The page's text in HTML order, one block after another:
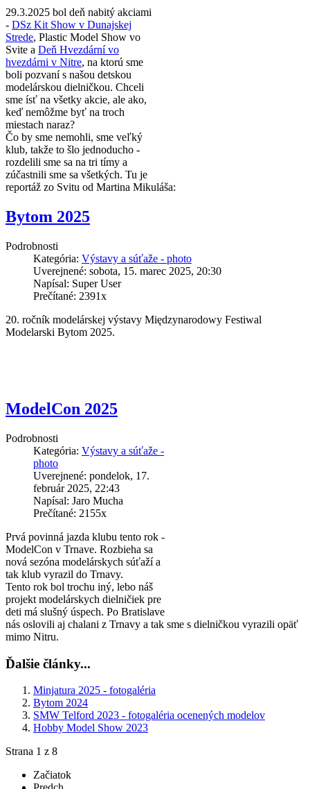
29.3.2025 bol deň nabitý akciami
- DSz Kit Show v Dunajskej
Strede, Plastic Model Show vo
Svite a Deň Hvezdární vo
hvezdárni v Nitre, na ktorú sme
boli pozvaní s našou detskou
modelárskou dielničkou. Chceli
sme ísť na všetky akcie, ale ako,
keď nemôžme byť na troch
miestach naraz?
Čo by sme nemohli, sme veľký
klub, takže to šlo jednoducho -
rozdelili sme sa na tri tímy a
zúčastnili sme sa všetkých. Tu je
reportáž zo Svitu od Martina Mikuláša:
Bytom 2025
Podrobnosti
Kategória: Výstavy a súťaže - photo
Uverejnené: sobota, 15. marec 2025, 20:30
Napísal: Super User
Prečítané: 2391x
20. ročník modelárskej výstavy Międzynarodowy Festiwal
Modelarski Bytom 2025.
ModelCon 2025
Podrobnosti
Kategória: Výstavy a súťaže -
photo
Uverejnené: pondelok, 17.
február 2025, 22:43
Napísal: Jaro Mucha
Prečítané: 2155x
Prvá povinná jazda klubu tento rok -
ModelCon v Trnave. Rozbieha sa
nová sezóna modelárskych súťaží a
tak klub vyrazil do Trnavy.
Tento rok bol trochu iný, lebo náš
projekt modelárskych dielničiek pre
deti má slušný úspech. Po Bratislave
nás oslovili aj chalani z Trnavy a tak sme s dielničkou vyrazili opäť
mimo Nitru.
Ďalšie články...
Minjatura 2025 - fotogaléria
Bytom 2024
SMW Telford 2023 - fotogaléria ocenených modelov
Hobby Model Show 2023
Strana 1 z 8
Začiatok